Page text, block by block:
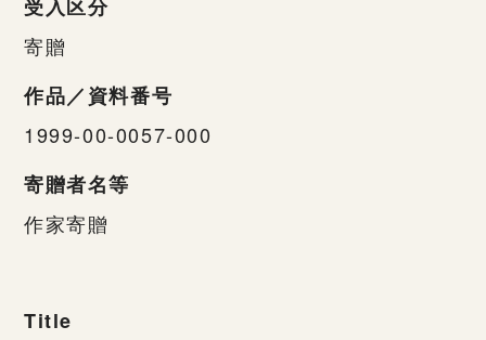
受入区分
寄贈
作品／資料番号
1999-00-0057-000
寄贈者名等
作家寄贈
Title